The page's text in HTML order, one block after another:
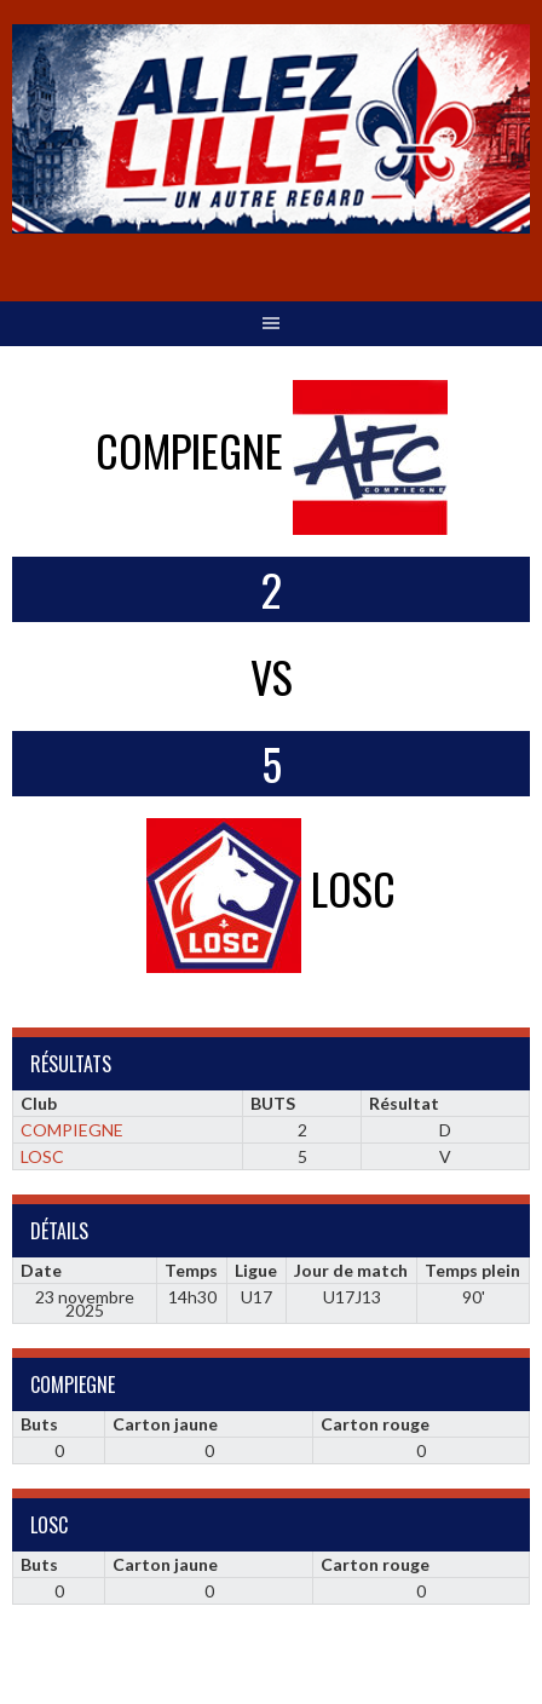
COMPIEGNE
2
VS
5
LOSC
RÉSULTATS
Club BUTS
Résultat
COMPIEGNE
2
D
LOSC
5 V
DÉTAILS
Date Temps Ligue Jour de match
Temps plein
23 novembre
2025
14h30 U17 U17J13 90'
COMPIEGNE
Buts Carton jaune
Carton rouge
0
0 0
LOSC
Buts Carton jaune
Carton rouge
0
0 0